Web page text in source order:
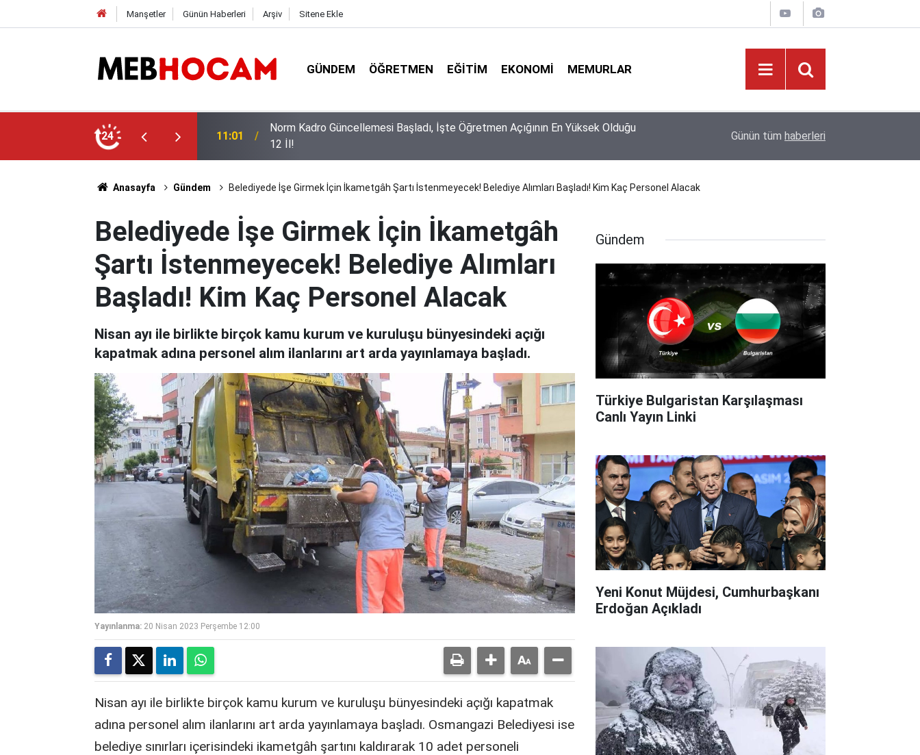
Manşetler Günün Haberleri Arşiv Sitene Ekle
GÜNDEM ÖĞRETMEN EĞITIM EKONOMI MEMURLAR
24
İşte Öğretmen Açığının En Yüksek Olduğu
10:02
LGS Şampiyonlarının Tercihi Belli Oldu: Dereceye Girenler Şehir
Değiştirmekten Korkmadı!
Bakan Yusuf Tekin Başkanlığında Şırnak’ta
Günün tüm haberleri
Anasayfa Gündem Belediyede İşe Girmek İçin İkametgâh Şartı İstenmeyecek! Belediye Alımları Başladı! Kim Kaç Personel Alacak
Belediyede İşe Girmek İçin İkametgâh
Şartı İstenmeyecek! Belediye Alımları
Başladı! Kim Kaç Personel Alacak
Nisan ayı ile birlikte birçok kamu kurum ve kuruluşu bünyesindeki açığı
kapatmak adına personel alım ilanlarını art arda yayınlamaya başladı.
Yayınlanma: 20 Nisan 2023 Perşembe 12:00
Nisan ayı ile birlikte birçok kamu kurum ve kuruluşu bünyesindeki açığı kapatmak
adına personel alım ilanlarını art arda yayınlamaya başladı. Osmangazi Belediyesi ise
belediye sınırları içerisindeki ikametgâh şartını kaldırarak 10 adet personeli
Gündem
Türkiye Bulgaristan Karşılaşması
Canlı Yayın Linki
Yeni Konut Müjdesi, Cumhurbaşkanı
Erdoğan Açıkladı